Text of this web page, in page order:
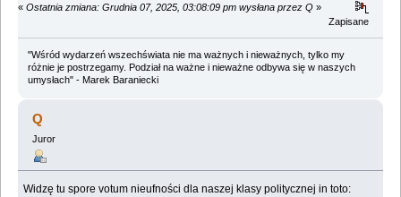
« Ostatnia zmiana: Grudnia 07, 2025, 03:08:09 pm wysłana przez Q »
Zapisane
"Wśród wydarzeń wszechświata nie ma ważnych i nieważnych, tylko my
różnie je postrzegamy. Podział na ważne i nieważne odbywa się w naszych
umysłach" - Marek Baraniecki
Q
Juror
Widzę tu spore votum nieufności dla naszej klasy politycznej in toto: